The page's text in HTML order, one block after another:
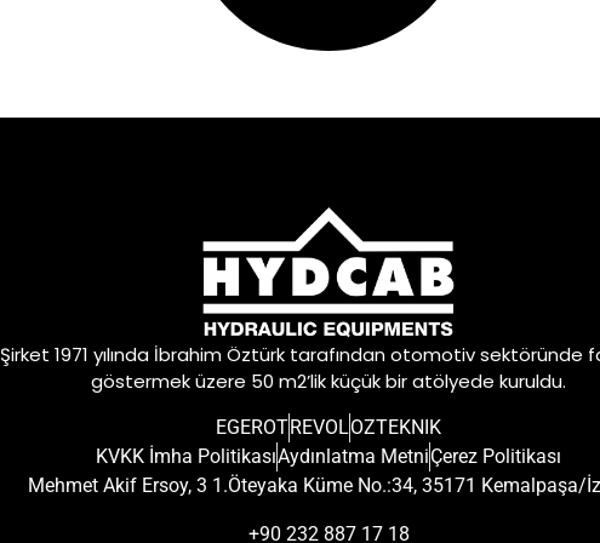
Şirket 1971 yılında İbrahim Öztürk tarafından otomotiv sektöründe
göstermek üzere 50 m2’lik küçük bir atölyede kuruldu.
EGEROTREVOLOZTEKNIK
KVKK İmha PolitikasıAydınlatma MetniÇerez Politikası
Mehmet Akif Ersoy, 3 1.Öteyaka Küme No.:34, 35171 Kemalpaşa/
+90 232 887 17 18